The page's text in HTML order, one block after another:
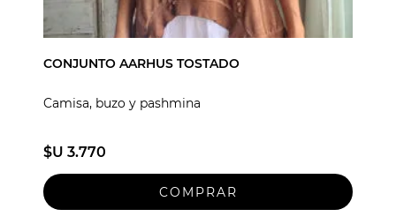
CONJUNTO AARHUS TOSTADO
Camisa, buzo y pashmina
$U 3.770